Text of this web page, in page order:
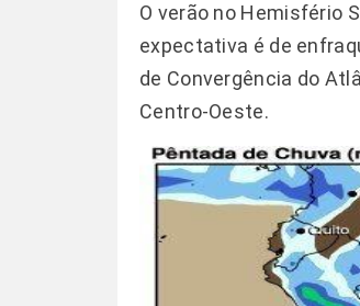
O verão no Hemisfério
expectativa é de
de Convergência do
Centro-Oeste.